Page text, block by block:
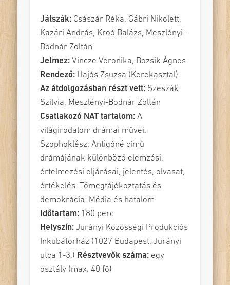
Játszák: Császár Réka, Gábri Nikolett,
Kazári András, Kroó Balázs, Meszlényi-
Bodnár Zoltán
Jelmez:Vincze Veronika, Bozsik Ágnes
Rendező: Hajós Zsuzsa (Kerekasztal)
Az átdolgozásban részt vett: Szeszák
Szilvia, Meszlényi-Bodnár Zoltán
Csatlakozó NAT tartalom: A
világirodalom drámai művei.
Szophoklész: Antigóné című
drámájának különböző elemzési,
értelmezési eljárásai, jelentés, olvasat,
értékelés. Tömegtájékoztatás és
demokrácia. Média és hatalom.
Időtartam: 180 perc
Helyszín: Jurányi Közösségi Produkciós
Inkubátorház (1027 Budapest, Jurányi
utca 1-3.) Résztvevők száma: egy
osztály (max. 40 fő)